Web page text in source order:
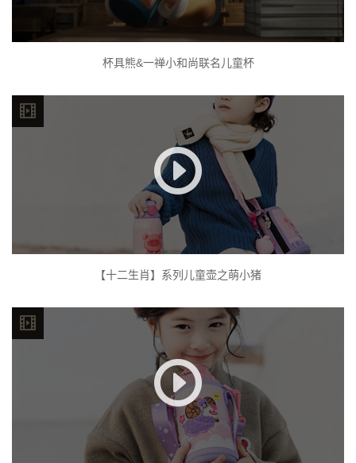
杯具熊&一禅小和尚联名儿童杯
【十二生肖】系列儿童壶之萌小猪